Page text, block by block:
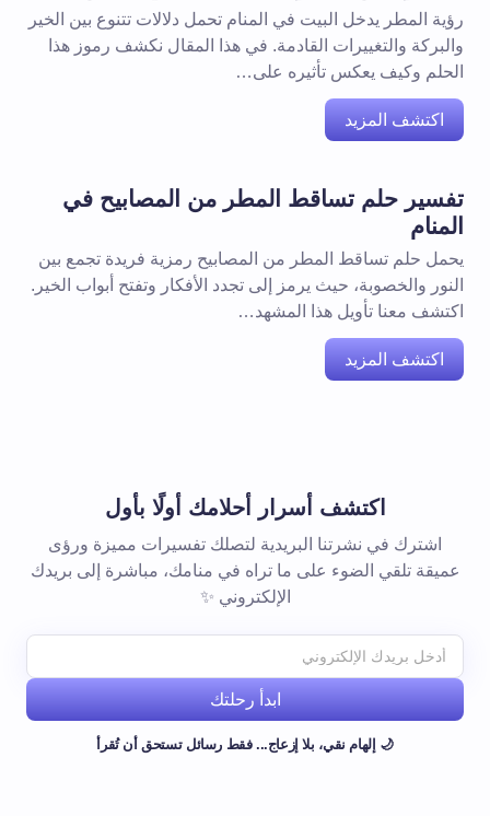
رؤية المطر يدخل البيت في المنام تحمل دلالات تتنوع بين الخير
والبركة والتغييرات القادمة. في هذا المقال نكشف رموز هذا
الحلم وكيف يعكس تأثيره على…
اكتشف المزيد
تفسير حلم تساقط المطر من المصابيح في
المنام
يحمل حلم تساقط المطر من المصابيح رمزية فريدة تجمع بين
النور والخصوبة، حيث يرمز إلى تجدد الأفكار وتفتح أبواب الخير.
اكتشف معنا تأويل هذا المشهد…
اكتشف المزيد
اكتشف أسرار أحلامك أولًا بأول
اشترك في نشرتنا البريدية لتصلك تفسيرات مميزة ورؤى
عميقة تلقي الضوء على ما تراه في منامك، مباشرة إلى بريدك
الإلكتروني ✨
ابدأ رحلتك
🌙 إلهام نقي، بلا إزعاج... فقط رسائل تستحق أن تُقرأ